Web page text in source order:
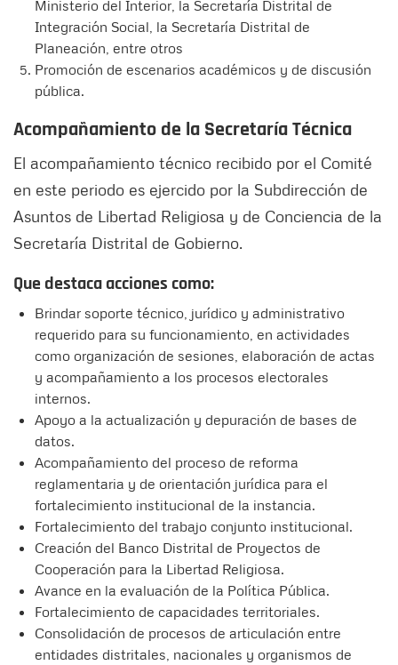
Ministerio del Interior, la Secretaría Distrital de
Integración Social, la Secretaría Distrital de
Planeación, entre otros
Promoción de escenarios académicos y de discusión
pública.
Acompañamiento de la Secretaría Técnica
El acompañamiento técnico recibido por el Comité
en este periodo es ejercido por la Subdirección de
Asuntos de Libertad Religiosa y de Conciencia de la
Secretaría Distrital de Gobierno.
Que destaca acciones como:
Brindar soporte técnico, jurídico y administrativo
requerido para su funcionamiento, en actividades
como organización de sesiones, elaboración de actas
y acompañamiento a los procesos electorales
internos.
Apoyo a la actualización y depuración de bases de
datos.
Acompañamiento del proceso de reforma
reglamentaria y de orientación jurídica para el
fortalecimiento institucional de la instancia.
Fortalecimiento del trabajo conjunto institucional.
Creación del Banco Distrital de Proyectos de
Cooperación para la Libertad Religiosa.
Avance en la evaluación de la Política Pública.
Fortalecimiento de capacidades territoriales.
Consolidación de procesos de articulación entre
entidades distritales, nacionales y organismos de